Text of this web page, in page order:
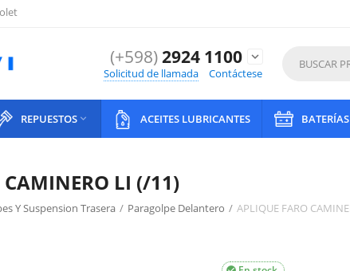
(+598)2924 1100
expand_more
Solicitud de llamada
Contáctese
REPUESTOS  ACEITES LUBRICANTES BATERÍAS
CAMINERO LI (/11)
Y Suspension Trasera / Paragolpe Delantero / APLIQUE FARO